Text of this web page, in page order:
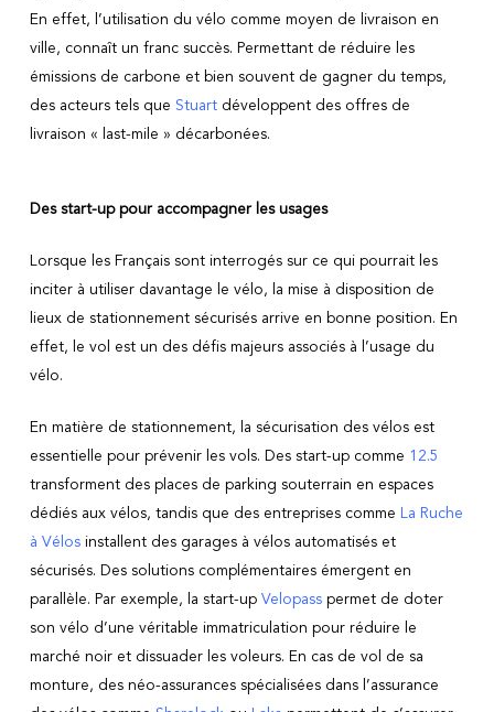
En effet, l’utilisation du vélo comme moyen de livraison en
ville, connaît un franc succès. Permettant de réduire les
émissions de carbone et bien souvent de gagner du temps,
des acteurs tels que Stuartdéveloppent des offres de
livraison « last-mile » décarbonées.
Des start-up pour accompagner les usages
Lorsque les Français sont interrogés sur ce qui pourrait les
inciter à utiliser davantage le vélo, la mise à disposition de
lieux de stationnement sécurisés arrive en bonne position. En
effet, le vol est un des défis majeurs associés à l’usage du
vélo.
En matière de stationnement, la sécurisation des vélos est
essentielle pour prévenir les vols. Des start-up comme 12.5
transforment des places de parking souterrain en espaces
dédiés aux vélos, tandis que des entreprises comme La Ruche
à Vélosinstallent des garages à vélos automatisés et
sécurisés. Des solutions complémentaires émergent en
parallèle. Par exemple, la start-up Velopasspermet de doter
son vélo d’une véritable immatriculation pour réduire le
marché noir et dissuader les voleurs. En cas de vol de sa
monture, des néo-assurances spécialisées dans l’assurance